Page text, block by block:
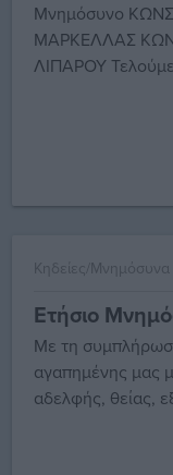
Μνημόσυνο
ΜΑΡΚΕΛΛΑΣ
ΛΙΠΑΡΟΥ
Κηδείες/Μνημόσυνα
Ετήσιο
Με τη
αγαπημένης μας
αδελφής, θείας,